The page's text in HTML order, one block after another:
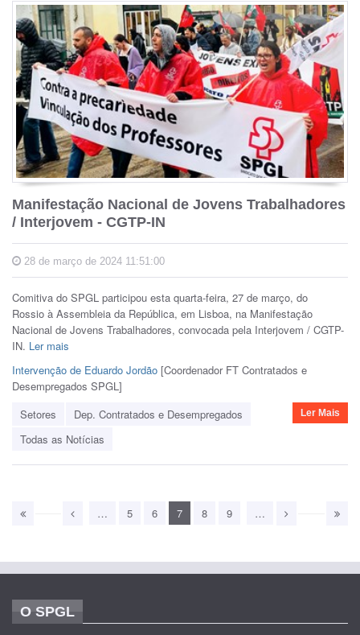
Manifestação Nacional de Jovens Trabalhadores
/ Interjovem - CGTP-IN
28 de março de 2024 11:51:00
Comitiva do SPGL participou esta quarta-feira, 27 de março, do
Rossio à Assembleia da República, em Lisboa, na Manifestação
Nacional de Jovens Trabalhadores, convocada pela Interjovem / CGTP-
IN. Ler mais
Intervenção de Eduardo Jordão [Coordenador FT Contratados e
Desempregados SPGL]
Setores
Dep. Contratados e Desempregados
Todas as Notícias
Ler Mais
… 5 6 7 8 9 …
O SPGL